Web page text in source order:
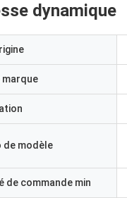
dynamique
marque
de modèle
de commande min